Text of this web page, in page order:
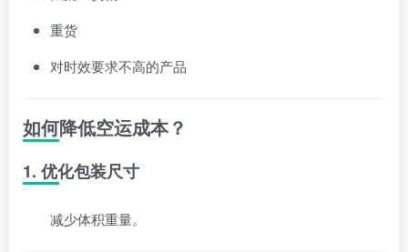
重货
对时效要求不高的产品
如何降低空运成本？
1. 优化包装尺寸
减少体积重量。